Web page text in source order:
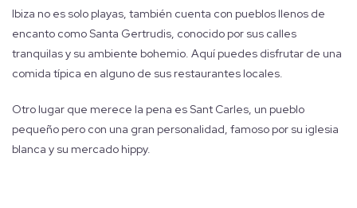
Ibiza no es solo playas, también cuenta con pueblos llenos de
encanto como Santa Gertrudis, conocido por sus calles
tranquilas y su ambiente bohemio. Aquí puedes disfrutar de una
comida típica en alguno de sus restaurantes locales.
Otro lugar que merece la pena es Sant Carles, un pueblo
pequeño pero con una gran personalidad, famoso por su iglesia
blanca y su mercado hippy.